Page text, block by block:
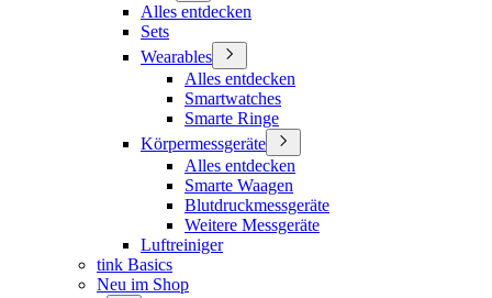
Alles entdecken
Sets
Wearables
Alles entdecken
Smartwatches
Smarte Ringe
Körpermessgeräte
Alles entdecken
Smarte Waagen
Blutdruckmessgeräte
Weitere Messgeräte
Luftreiniger
tink Basics
Neu im Shop